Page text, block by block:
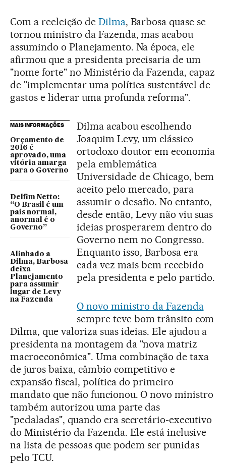
Com a reeleição de Dilma, Barbosa quase se
tornou ministro da Fazenda, mas acabou
assumindo o Planejamento. Na época, ele
afirmou que a presidenta precisaria de um
"nome forte" no Ministério da Fazenda, capaz
de "implementar uma política sustentável de
gastos e liderar uma profunda reforma".
MAIS INFORMAÇÕES
Orçamento de
2016 é
aprovado, uma
vitória amarga
para o Governo
Delfim Netto:
“O Brasil é um
país normal,
anormal é o
Governo”
Alinhado a
Dilma, Barbosa
deixa
Planejamento
para assumir
lugar de Levy
na Fazenda
Dilma acabou escolhendo
Joaquim Levy, um clássico
ortodoxo doutor em economia
pela emblemática
Universidade de Chicago, bem
aceito pelo mercado, para
assumir o desafio. No entanto,
desde então, Levy não viu suas
ideias prosperarem dentro do
Governo nem no Congresso.
Enquanto isso, Barbosa era
cada vez mais bem recebido
pela presidenta e pelo partido.
O novo ministro da Fazenda
sempre teve bom trânsito com
Dilma, que valoriza suas ideias. Ele ajudou a
presidenta na montagem da "nova matriz
macroeconômica". Uma combinação de taxa
de juros baixa, câmbio competitivo e
expansão fiscal, política do primeiro
mandato que não funcionou. O novo ministro
também autorizou uma parte das
"pedaladas", quando era secretário-executivo
do Ministério da Fazenda. Ele está inclusive
na lista de pessoas que podem ser punidas
pelo TCU.